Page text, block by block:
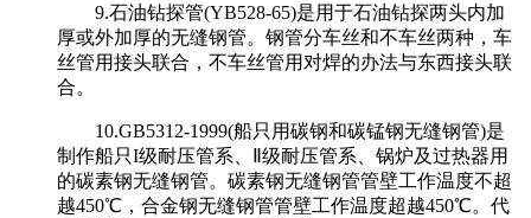
9.石油钻探管(YB528-65)是用于石油钻探两头内加
厚或外加厚的无缝钢管。钢管分车丝和不车丝两种，车
丝管用接头联合，不车丝管用对焊的办法与东西接头联
合。
10.GB5312-1999(船只用碳钢和碳锰钢无缝钢管)是
制作船只I级耐压管系、Ⅱ级耐压管系、锅炉及过热器用
的碳素钢无缝钢管。碳素钢无缝钢管管壁工作温度不超
越450℃，合金钢无缝钢管管壁工作温度超越450℃。代